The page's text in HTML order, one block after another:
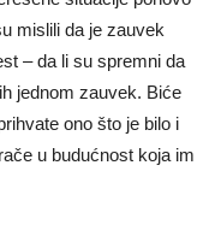
mislili da je zauvek
– da li su spremni da
jednom zauvek. Biće
ono što je bilo i
u budućnost koja im